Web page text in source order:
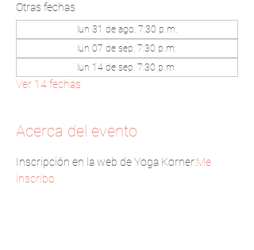
Otras fechas
lun 31 de ago, 7:30 p.m.
lun 07 de sep, 7:30 p.m.
lun 14 de sep, 7:30 p.m.
Ver 14 fechas
Acerca del evento
Inscripción en la web de Yoga Korner:Me
inscribo